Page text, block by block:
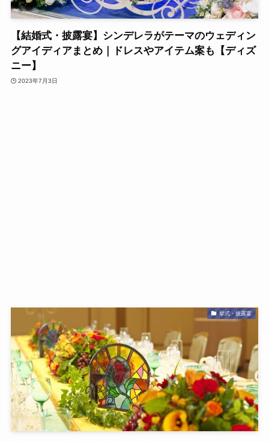
【結婚式・披露宴】シンデレラがテーマのウェディン
グアイディアまとめ｜ドレスやアイテム案も【ディズ
ニー】
2023年7月3日
挙式・披露宴